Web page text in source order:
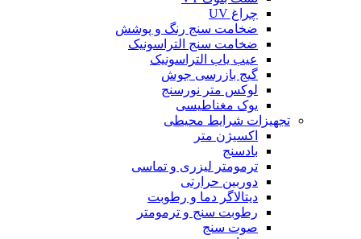
چراغ UV
ضخامت سنج رنگ و پوشش
ضخامت سنج التراسونیک
عیب یاب التراسونیک
گیج بازرسی جوش
لوکس متر نورسنج
یوک مغناطیسی
تجهیزات شرایط محیطی
اکسیژن متر
بادسنج
ترمومتر لیزری و تماسی
دوربین حرارتی
دیتالاگر دما و رطوبت
رطوبت سنج و ترمومتر
صوت سنج